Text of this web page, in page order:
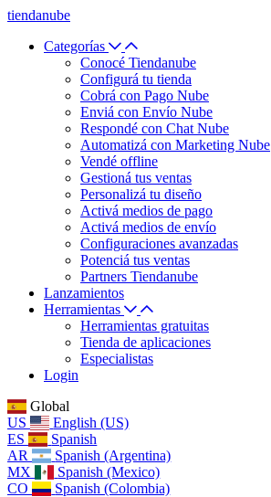
tiendanube
Categorías
Conocé Tiendanube
Configurá tu tienda
Cobrá con Pago Nube
Enviá con Envío Nube
Respondé con Chat Nube
Automatizá con Marketing Nube
Vendé offline
Gestioná tus ventas
Personalizá tu diseño
Activá medios de pago
Activá medios de envío
Configuraciones avanzadas
Potenciá tus ventas
Partners Tiendanube
Lanzamientos
Herramientas
Herramientas gratuitas
Tienda de aplicaciones
Especialistas
Login
Global
US
English (US)
ES
Spanish
AR
Spanish (Argentina)
MX
Spanish (Mexico)
CO
Spanish (Colombia)